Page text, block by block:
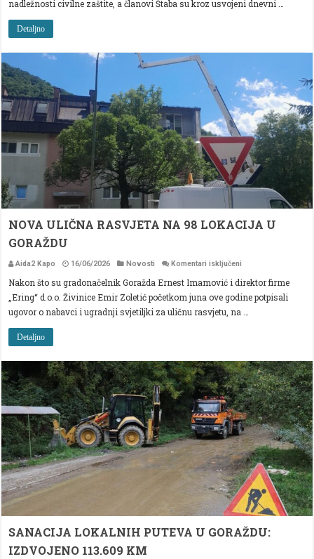
ŠTABA
nadležnosti civilne zaštite, a članovi Štaba su kroz usvojeni dnevni …
Detaljno
NOVA ULIČNA RASVJETA NA 98 LOKACIJA U
GORAŽDU
Aida2 Kapo 16/06/2026 Novosti Komentari isključeni
ULIČNA
NA
LOKACIJA
Nakon što su gradonačelnik Goražda Ernest Imamović i direktor firme
„Ering“ d.o.o. Živinice Emir Zoletić početkom juna ove godine potpisali
ugovor o nabavci i ugradnji svjetiljki za uličnu rasvjetu, na …
Detaljno
SANACIJA LOKALNIH PUTEVA U GORAŽDU:
IZDVOJENO 113.609 KM